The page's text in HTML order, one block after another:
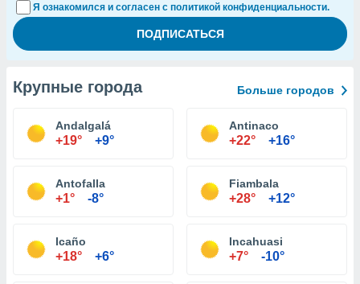
Я ознакомился и согласен с политикой конфиденциальности.
Крупные города Больше городов
Andalgalá
+19° +9°
Antinaco
+22° +16°
Antofalla
+1° -8°
Fiambala
+28° +12°
Icaño
+18° +6°
Incahuasi
+7° -10°